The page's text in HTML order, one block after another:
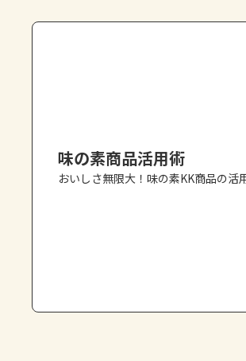
味の素商品活用術
おいしさ無限大！味の素KK商品の活